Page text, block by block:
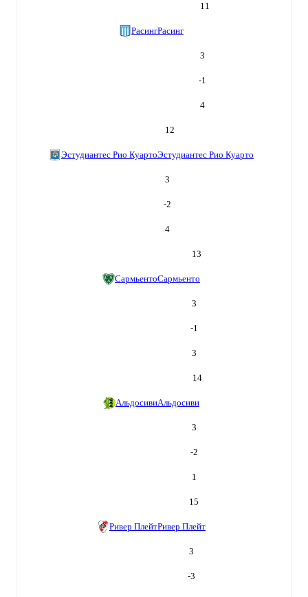
11
РасингРасинг
3
-1
4
12
Эстудиантес Рио КуартоЭстудиантес Рио Куарто
3
-2
4
13
СармьентоСармьенто
3
-1
3
14
АльдосивиАльдосиви
3
-2
1
15
Ривер ПлейтРивер Плейт
3
-3